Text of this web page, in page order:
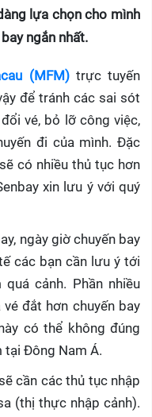
lựa chọn cho mình
ngắn nhất.
(MFM)trực tuyến
để tránh các sai sót
vé, bỏ lỡ công việc,
đi của mình. Đặc
có nhiều thủ tục hơn
xin lưu ý với quý
ngày giờ chuyến bay
các bạn cần lưu ý tới
cảnh. Phần nhiều
đắt hơn chuyến bay
có thể không đúng
tại Đông Nam Á.
cần các thủ tục nhập
(thị thực nhập cảnh).